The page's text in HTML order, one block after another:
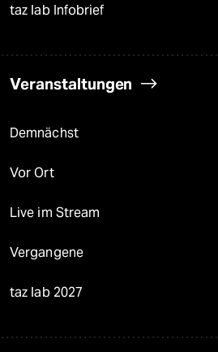
taz lab Infobrief
Veranstaltungen
Demnächst
Vor Ort
Live im Stream
Vergangene
taz lab 2027